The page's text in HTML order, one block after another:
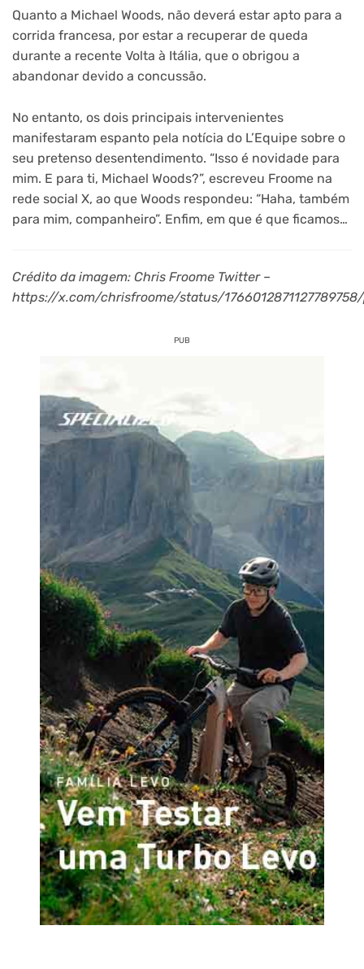
Quanto a Michael Woods, não deverá estar apto para a
corrida francesa, por estar a recuperar de queda
durante a recente Volta à Itália, que o obrigou a
abandonar devido a concussão.
No entanto, os dois principais intervenientes
manifestaram espanto pela notícia do L’Equipe sobre o
seu pretenso desentendimento. “Isso é novidade para
mim. E para ti, Michael Woods?”, escreveu Froome na
rede social X, ao que Woods respondeu: “Haha, também
para mim, companheiro”. Enfim, em que é que ficamos…
Crédito da imagem: Chris Froome Twitter –
https://x.com/chrisfroome/status/
PUB